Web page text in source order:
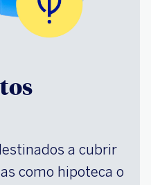
a cubrir
como hipoteca o